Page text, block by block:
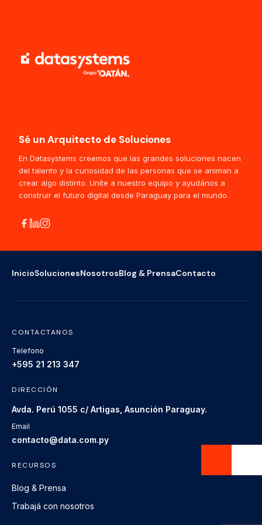
Sé un Arquitecto de Soluciones
En Datasystems creemos que las grandes soluciones nacen
del talento y la curiosidad de las personas que se animan a
crear algo distinto. Uníte a nuestro equipo y ayudános a
construir el futuro digital desde Paraguay para el mundo.
InicioSolucionesNosotrosBlog & PrensaContacto
CONTACTANOS
Telefono
+595 21 213 347
DIRECCIÓN
Avda. Perú 1055 c/ Artigas, Asunción Paraguay.
Email
contacto@data.com.py
RECURSOS
Blog & Prensa
Trabajá con nosotros